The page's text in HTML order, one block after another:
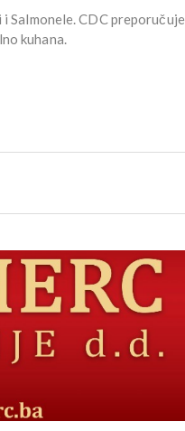
Salmonele. CDC preporučuje
kuhana.